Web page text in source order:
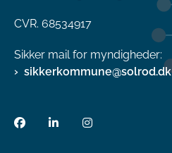
CVR. 68534917
Sikker mail for myndigheder:
sikkerkommune@solrod.dk